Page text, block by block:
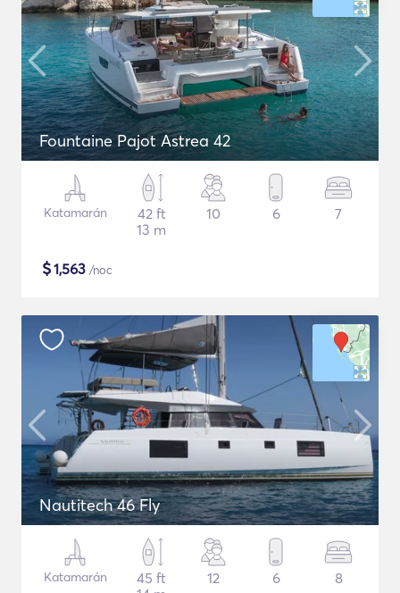
Fountaine Pajot Astrea 42
Katamarán
42 ft
13 m
10 6 7
$1,563 /noc
Nautitech 46 Fly
Katamarán
45 ft
12 6 8